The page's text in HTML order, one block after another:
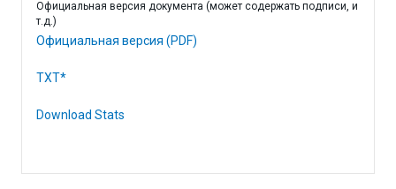
Официальная версия документа (может содержать подписи, и
т.д.)
Официальная версия (PDF)
TXT*
Download Stats